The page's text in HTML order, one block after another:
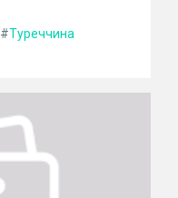
#Туреччина